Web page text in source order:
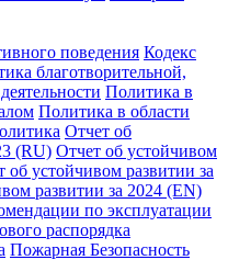
поведения Кодекс
благотворительной,
Политика в
Политика в области
Отчет об
(RU) Отчет об устойчивом
об устойчивом развитии за
развитии за 2024 (EN)
по эксплуатации
распорядка
Пожарная Безопасность